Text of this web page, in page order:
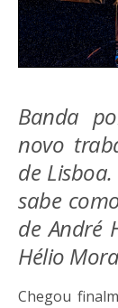
Banda
novo
de
sabe
de André
Hélio
Chegou